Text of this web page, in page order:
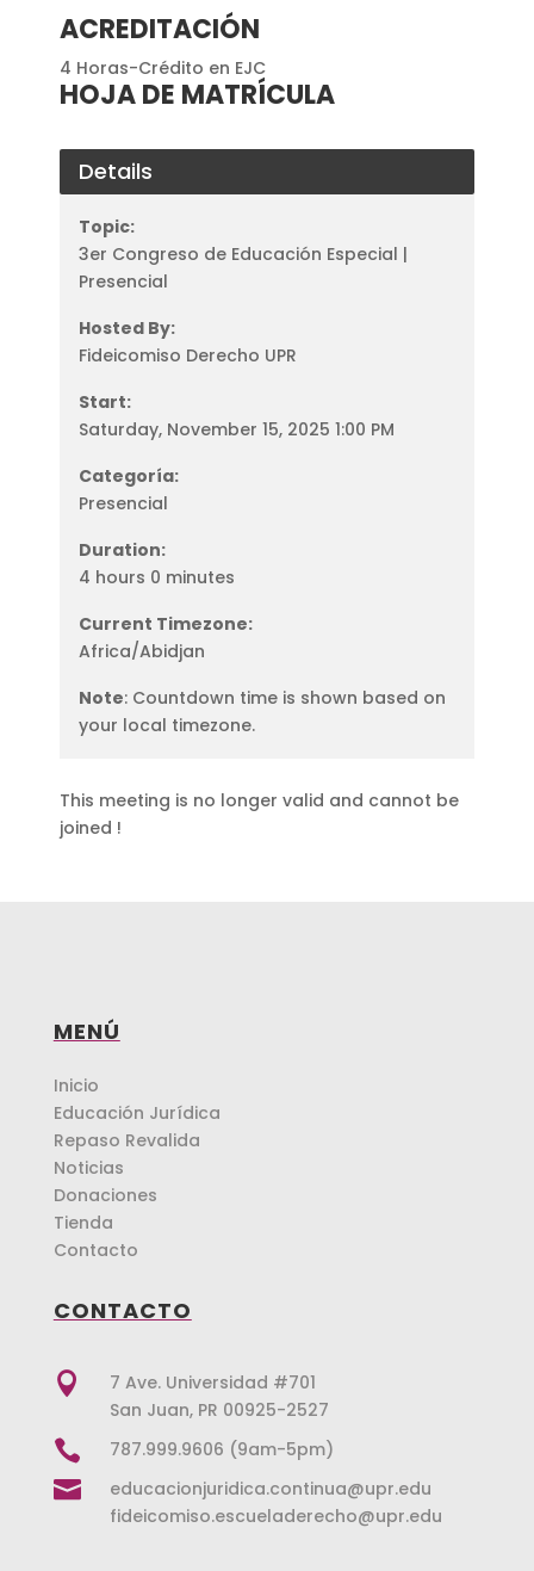
ACREDITACIÓN
4 Horas-Crédito en EJC
HOJA DE MATRÍCULA
Details
Topic:
3er Congreso de Educación Especial |
Presencial
Hosted By:
Fideicomiso Derecho UPR
Start:
Saturday, November 15, 2025 1:00 PM
Categoría:
Presencial
Duration:
4 hours 0 minutes
Current Timezone:
Africa/Abidjan
Note: Countdown time is shown based on
your local timezone.
This meeting is no longer valid and cannot be
joined !
MENÚ
Inicio
Educación Jurídica
Repaso Revalida
Noticias
Donaciones
Tienda
Contacto
CONTACTO

7 Ave. Universidad #701
San Juan, PR 00925-2527
 787.999.9606 (9am-5pm)

educacionjuridica.continua@upr.edu
fideicomiso.escueladerecho@upr.edu